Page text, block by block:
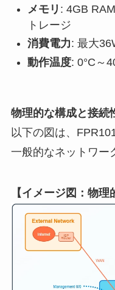
メモリ : 4GB
トレージ
消費電力: 最大
動作温度: 0°C～
物理的な構成と接続
以下の図は、
一般的なネットワー
【イメージ図：物理